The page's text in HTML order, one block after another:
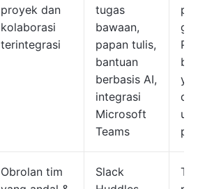
proyek dan
kolaborasi
terintegrasi
tugas
bawaan,
papan tulis,
bantuan
berbasis AI,
integrasi
Microsoft
Teams
Obrolan tim
Slack